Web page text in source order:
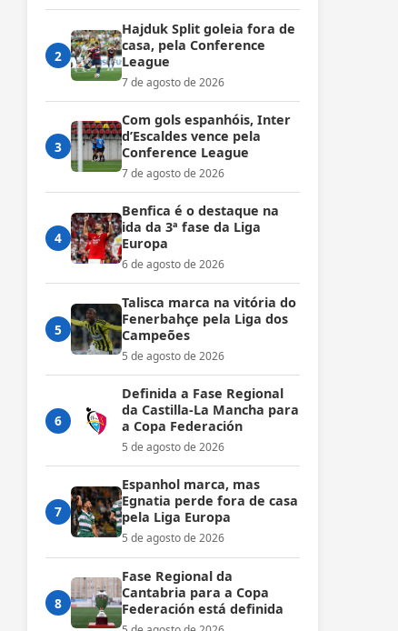
2
Hajduk Split goleia fora de
casa, pela Conference
League
7 de agosto de 2026
3
Com gols espanhóis, Inter
d’Escaldes vence pela
Conference League
7 de agosto de 2026
4
Benfica é o destaque na
ida da 3ª fase da Liga
Europa
6 de agosto de 2026
5
Talisca marca na vitória do
Fenerbahçe pela Liga dos
Campeões
5 de agosto de 2026
6
Definida a Fase Regional
da Castilla-La Mancha para
a Copa Federación
5 de agosto de 2026
7
Espanhol marca, mas
Egnatia perde fora de casa
pela Liga Europa
5 de agosto de 2026
8
Fase Regional da
Cantabria para a Copa
Federación está definida